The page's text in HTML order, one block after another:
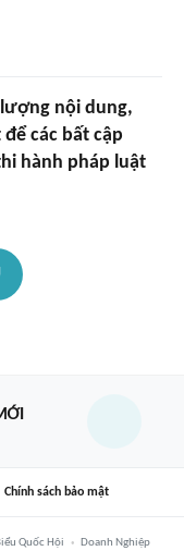
nội dung,
các bất cập
hành pháp luật
Chính sách bảo mật
Quốc Hội
Doanh Nghiệp